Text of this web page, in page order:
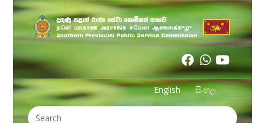
සිංහල
English